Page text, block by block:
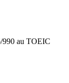
990 au TOEIC